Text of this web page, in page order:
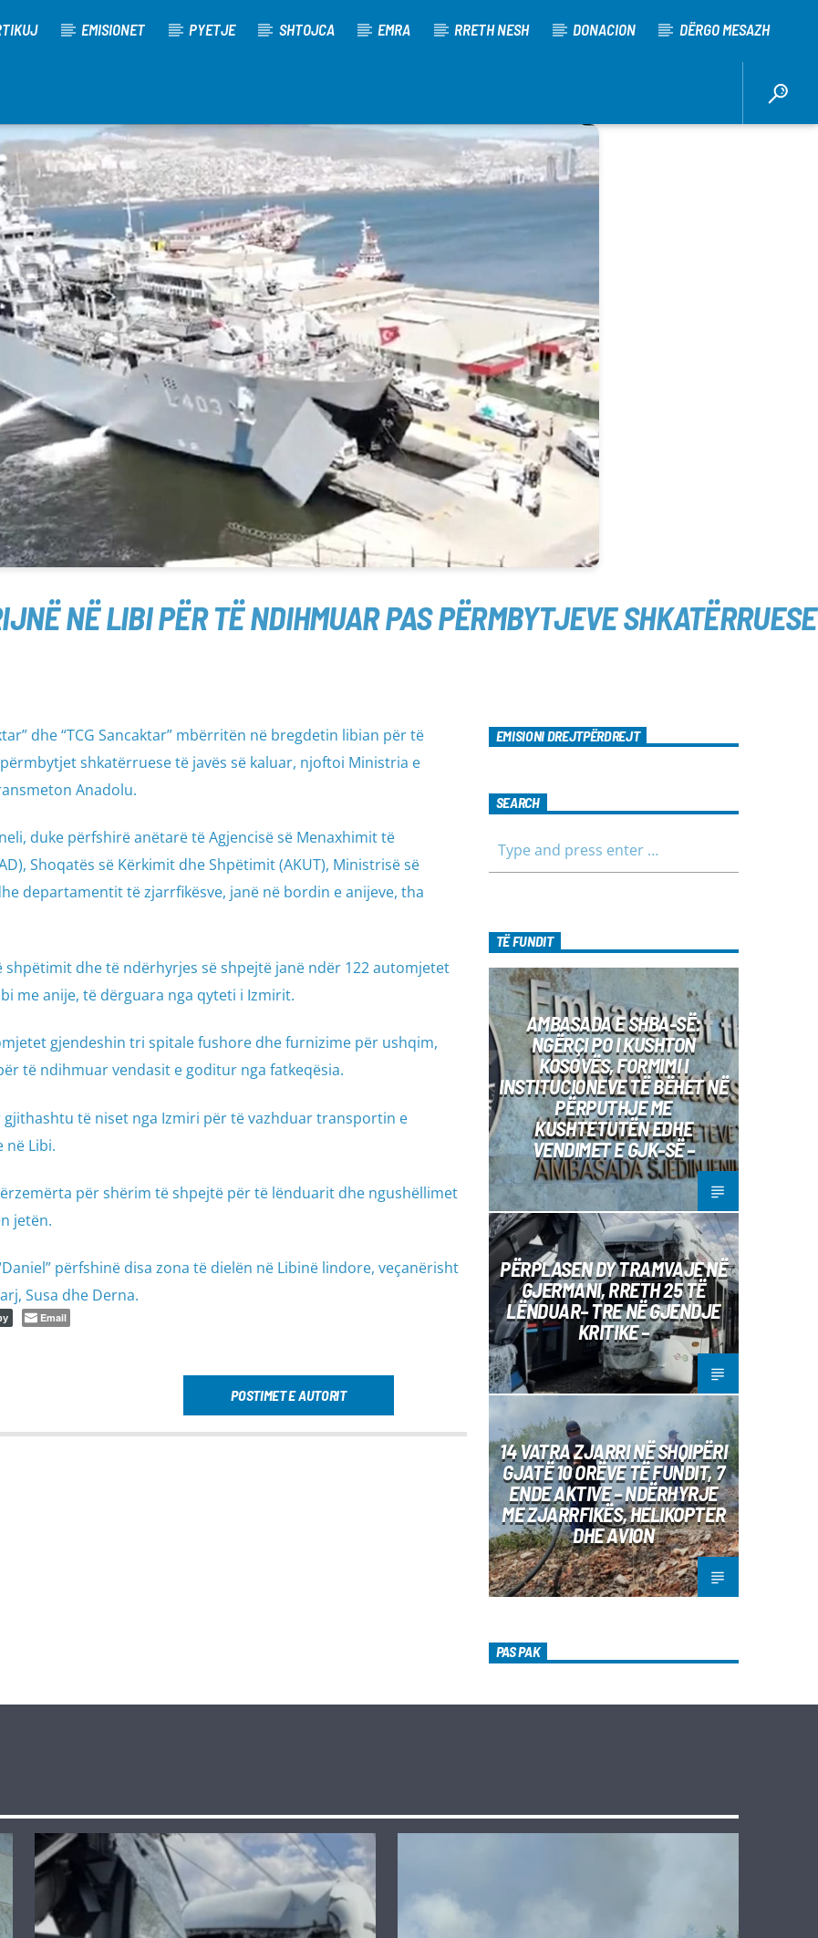
EMISIONET PYETJE SHTOJCA EMRA RRETH NESH DONACION DËRGO MESAZH
NË LIBI PËR TË NDIHMUAR PAS PËRMBYTJEVE SHKATËRRUESE
dhe “TCG Sancaktar” mbërritën në bregdetin libian për të
shkatërruese të javës së kaluar, njoftoi Ministria e
Anadolu.
duke përfshirë anëtarë të Agjencisë së Menaxhimit të
Shoqatës së Kërkimit dhe Shpëtimit (AKUT), Ministrisë së
departamentit të zjarrfikësve, janë në bordin e anijeve, tha
dhe të ndërhyrjes së shpejtë janë ndër 122 automjetet
me anije, të dërguara nga qyteti i Izmirit.
gjendeshin tri spitale fushore dhe furnizime për ushqim,
të ndihmuar vendasit e goditur nga fatkeqësia.
gjithashtu të niset nga Izmiri për të vazhduar transportin e
në Libi.
për shërim të shpejtë për të lënduarit dhe ngushëllimet
jetën.
përfshinë disa zona të dielën në Libinë lindore, veçanërisht
Susa dhe Derna.
Email
POSTIMET E AUTORIT
EMISIONI DREJTPËRDREJT
SEARCH
TË FUNDIT
AMBASADA E SHBA-SË:
NGËRÇI PO I KUSHTON
KOSOVËS, FORMIMI I
INSTITUCIONEVE TË BËHET NË
PËRPUTHJE ME
KUSHTETUTËN EDHE
VENDIMET E GJK-SË –
PËRPLASEN DY TRAMVAJE NË
GJERMANI, RRETH 25 TË
LËNDUAR– TRE NË GJENDJE
KRITIKE –
14 VATRA ZJARRI NË SHQIPËRI
GJATË 10 ORËVE TË FUNDIT, 7
ENDE AKTIVE – NDËRHYRJE
ME ZJARRFIKËS, HELIKOPTER
DHE AVION
PAS PAK